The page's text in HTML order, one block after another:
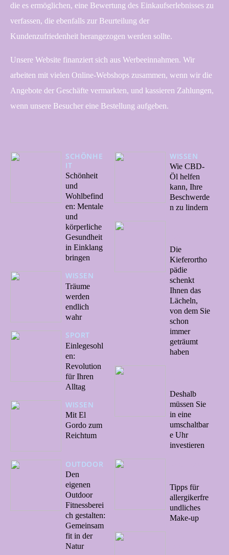
die es ermöglichen, eine Bewertung des Einkaufserlebnisses zu
verfassen, die ebenfalls zur Beurteilung der
Kundenzufriedenheit herangezogen werden sollte.
Unsere Website finanziert sich aus Werbeeinnahmen. Wir
arbeiten mit vielen Online-Webshops zusammen, wenn wir die
Angebote der Geschäfte vermarkten, und kassieren Zahlungen,
wenn unsere Besucher eine Bestellung aufgeben.
SCHÖNHE
IT
Schönheit
und
Wohlbefind
en: Mentale
und
körperliche
Gesundheit
in Einklang
bringen
WISSEN
Träume
werden
endlich
wahr
SPORT
Einlegesohl
en:
Revolution
für Ihren
Alltag
WISSEN
Mit El
Gordo zum
Reichtum
OUTDOOR
Den
eigenen
Outdoor
Fitnessberei
ch gestalten:
Gemeinsam
fit in der
Natur
WISSEN
Wie CBD-
Öl helfen
kann, Ihre
Beschwerde
n zu lindern
Die
Kieferortho
pädie
schenkt
Ihnen das
Lächeln,
von dem Sie
schon
immer
geträumt
haben
Deshalb
müssen Sie
in eine
umschaltbar
e Uhr
investieren
Tipps für
allergikerfre
undliches
Make-up